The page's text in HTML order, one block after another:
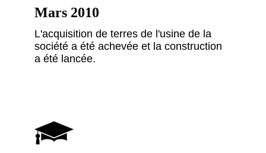
Mars 2010
L'acquisition de terres de l'usine de la
société a été achevée et la construction
a été lancée.